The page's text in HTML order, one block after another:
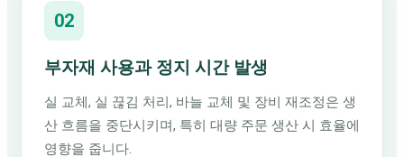
02
부자재 사용과 정지 시간 발생
실 교체, 실 끊김 처리, 바늘 교체 및 장비 재조정은 생
산 흐름을 중단시키며, 특히 대량 주문 생산 시 효율에
영향을 줍니다.